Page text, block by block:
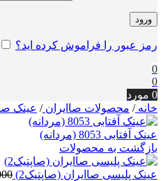
ورود
رمز عبور را فراموش کرده اید؟
0
0
0 مورد
خانه/ محصولات صاایران/ عینک
عینک آفتابی 8053 (مردانه)
بازگشت به محصولات
عینک پلیسی صاایران (صاپتیک2)